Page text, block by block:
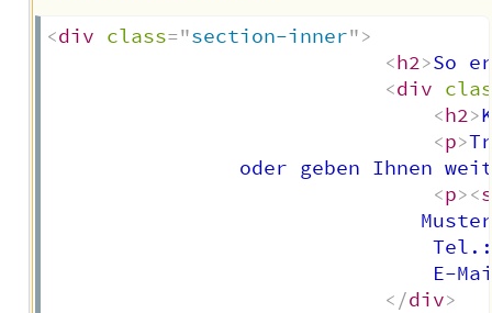
<div class="section-inner">
<h2>So
<div
<h2>
<p>
oder geben Ihnen
<p><
</div>